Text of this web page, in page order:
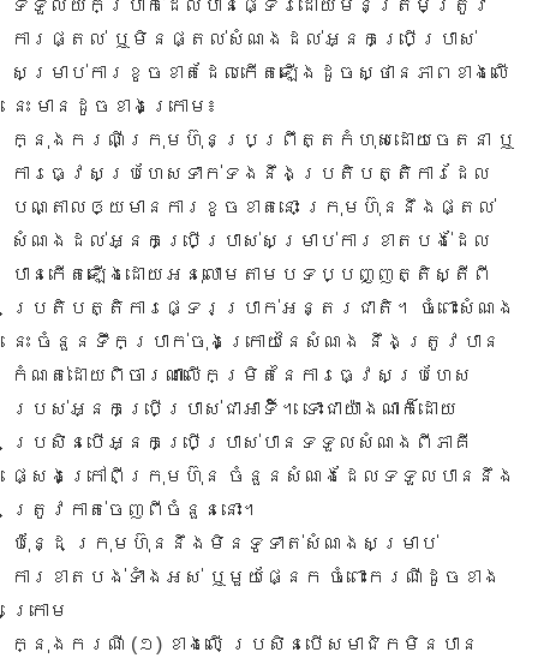
ទទួលយកប្រាក់ដែលបានផ្ទេរដោយមិនត្រឹមត្រូវ
ការផ្តល់ ឬមិនផ្តល់សំណងដល់អ្នកប្រើប្រាស់
សម្រាប់ការខូចខាតដែលកើតឡើងដូចស្ថានភាពខាងលើ
នេះ មានដូចខាងក្រោម៖
ក្នុងករណីក្រុមហ៊ុនប្រព្រឹត្តកំហុសដោយ​ចេតនា ឬ
ការធ្វេសប្រហែស​ទាក់ទងនឹងប្រតិបត្តិការដែល
បណ្តាលឲ្យមានការខូចខាតនោះ ក្រុមហ៊ុននឹងផ្តល់
សំណងដល់អ្នកប្រើប្រាស់សម្រាប់ការខាតបង់ដែល
បានកើតឡើងដោយអនុលោមតាមបទប្បញ្ញត្តិស្តីពី
ប្រតិបត្តិការផ្ទេរប្រាក់អន្តរជាតិ។​ ចំពោះសំណង
នេះ ចំនួនទឹកប្រាក់ចុងក្រោយនៃសំណង នឹងត្រូវបាន
កំណត់ដោយពិចារណាលើកម្រិតនៃការធ្វេសប្រហែស
របស់អ្នកប្រើប្រាស់ជាអាទិ៍។ ទោះជាយ៉ាងណាក៏ដោយ
ប្រសិនបើអ្នកប្រើប្រាស់បានទទួលសំណងពីភាគី
ផ្សេងក្រៅពីក្រុមហ៊ុន ចំនួនសំណងដែលទទួលបាននឹង
ត្រូវកាត់ចេញពីចំនួននោះ។
ប៉ុន្ដែ ក្រុមហ៊ុននឹងមិនទូទាត់សំណងសម្រាប់
ការខាតបង់ទាំងអស់ ឬមួយផ្នែក ចំពោះករណីដូចខាង
ក្រោម
ក្នុងករណី (១) ខាងលើ ប្រសិនបើសមាជិកមិនបាន